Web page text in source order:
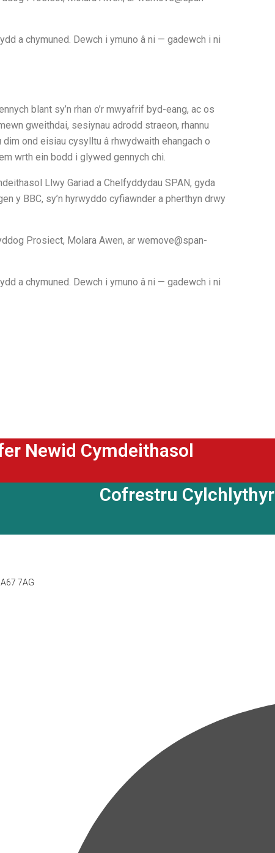
a chymuned. Dewch i ymuno â ni — gadewch i ni
blant sy’n rhan o’r mwyafrif byd-eang, ac os
gweithdai, sesiynau adrodd straeon, rhannu
ond eisiau cysylltu â rhwydwaith ehangach o
wrth ein bodd i glywed gennych chi.
Llwy Gariad a Chelfyddydau SPAN, gyda
y BBC, sy’n hyrwyddo cyfiawnder a pherthyn drwy
Prosiect, Molara Awen, ar wemove@span-
a chymuned. Dewch i ymuno â ni — gadewch i ni
Newid Cymdeithasol
Cofrestru Cylchlythyr
7AG